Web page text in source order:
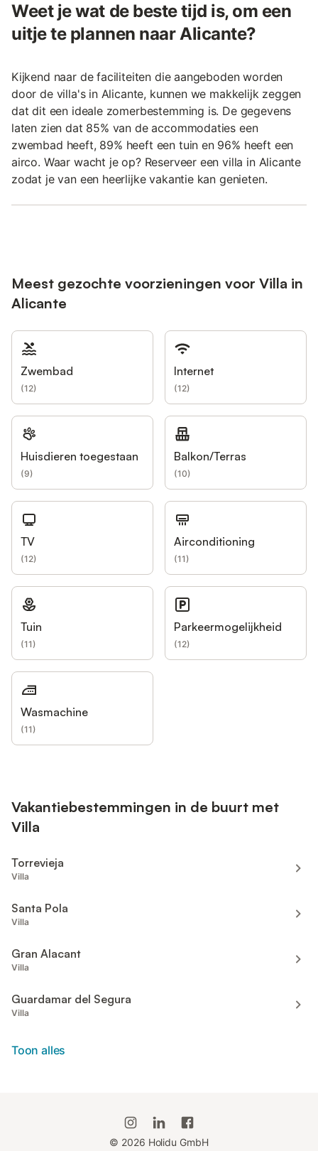
Weet je wat de beste tijd is, om een
uitje te plannen naar Alicante?
Kijkend naar de faciliteiten die aangeboden worden
door de villa's in Alicante, kunnen we makkelijk zeggen
dat dit een ideale zomerbestemming is. De gegevens
laten zien dat 85% van de accommodaties een
zwembad heeft, 89% heeft een tuin en 96% heeft een
airco. Waar wacht je op? Reserveer een villa in Alicante
zodat je van een heerlijke vakantie kan genieten.
Meest gezochte voorzieningen voor Villa in
Alicante
Zwembad
(12)
Internet
(12)
Huisdieren toegestaan
(9)
Balkon/Terras
(10)
TV
(12)
Airconditioning
(11)
Tuin
(11)
Parkeermogelijkheid
(12)
Wasmachine
(11)
Vakantiebestemmingen in de buurt met
Villa
Torrevieja
Villa
Santa Pola
Villa
Gran Alacant
Villa
Guardamar del Segura
Villa
Toon alles
© 2026 Holidu GmbH